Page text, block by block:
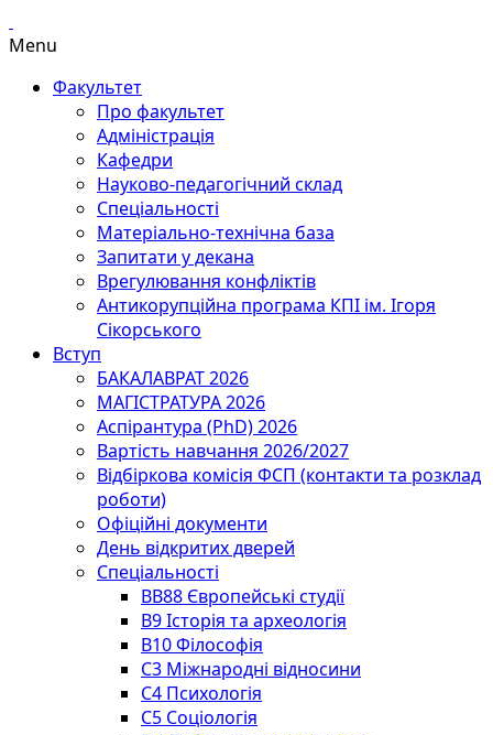
Menu
Факультет
Про факультет
Адміністрація
Кафедри
Науково-педагогічний склад
Спеціальності
Матеріально-технічна база
Запитати у декана
Врегулювання конфліктів
Антикорупційна програма КПІ ім. Ігоря
Сікорського
Вступ
БАКАЛАВРАТ 2026
МАГІСТРАТУРА 2026
Аспірантура (PhD) 2026
Вартість навчання 2026/2027
Відбіркова комісія ФСП (контакти та розклад
роботи)
Офіційні документи
День відкритих дверей
Спеціальності
BВ88 Європейські студії
B9 Історія та археологія
B10 Філософія
C3 Міжнародні відносини
C4 Психологія
С5 Соціологія